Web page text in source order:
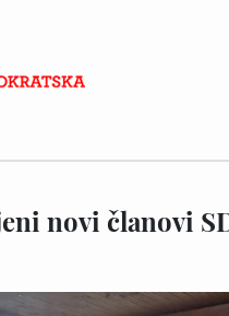
novi članovi